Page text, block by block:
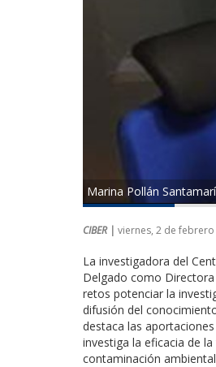
Marina Pollán
CIBER | viernes, 2 de
La investigadora del
Delgado como Directora
retos potenciar la
difusión del
destaca las
investiga la eficacia de
contaminación